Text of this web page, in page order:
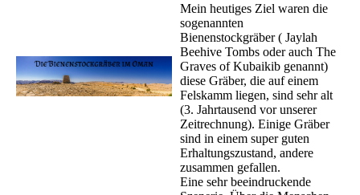
Mein heutiges Ziel waren die
sogenannten
Bienenstockgräber ( Jaylah
Beehive Tombs oder auch The
Graves of Kubaikib genannt)
diese Gräber, die auf einem
Felskamm liegen, sind sehr alt
(3. Jahrtausend vor unserer
Zeitrechnung). Einige Gräber
sind in einem super guten
Erhaltungszustand, andere
zusammen gefallen.
Eine sehr beeindruckende